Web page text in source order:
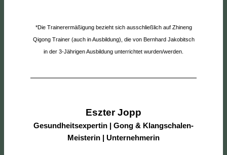
*Die Trainerermäßigung bezieht sich ausschließlich auf Zhineng
Qigong Trainer (auch in Ausbildung), die von Bernhard Jakobitsch
in der 3-Jährigen Ausbildung unterrichtet wurden/werden.
Eszter Jopp
Gesundheitsexpertin | Gong & Klangschalen-
Meisterin | Unternehmerin